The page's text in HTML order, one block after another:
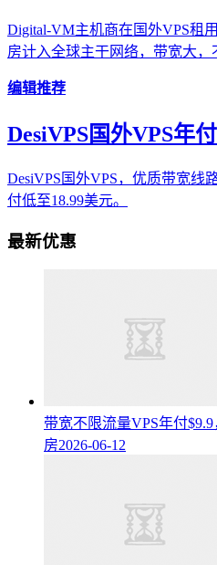
Digital-VM主机商在国外VPS租
房计入全球主干网络，带宽大，
编辑推荐
DesiVPS国外VPS年
DesiVPS国外VPS，优质带宽线
付低至18.99美元。
最新优惠
带宽不限流量VPS年付
房2026-06-12